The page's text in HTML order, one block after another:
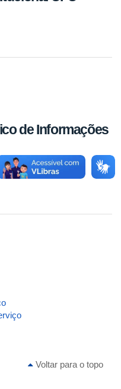
de Informações
Voltar para o topo